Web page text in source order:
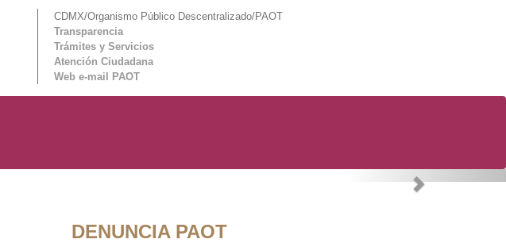
CDMX/Organismo Público Descentralizado/PAOT
Transparencia
Trámites y Servicios
Atención Ciudadana
Web e-mail PAOT
Next
DENUNCIA PAOT